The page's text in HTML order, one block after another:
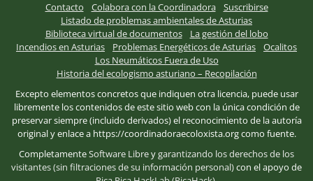
Contacto Colabora con la Coordinadora
Suscribirse
Listado de problemas ambientales de Asturias
Biblioteca virtual de documentos
La gestión del lobo
Incendios en Asturias
Problemas Energéticos de Asturias
Ocalitos
Los Neumáticos Fuera de Uso
Historia del ecologismo asturiano – Recopilación
Excepto elementos concretos que indiquen otra licencia, puede usar
libremente los contenidos de este sitio web con la única condición de
preservar siempre (incluido derivados) el reconocimiento de la autoría
original y enlace a https://coordinadoraecoloxista.org como fuente.
CompletamenteSoftware Libreygarantizando los derechos de los
visitantes (sin filtraciones de su información personal)con el apoyo de